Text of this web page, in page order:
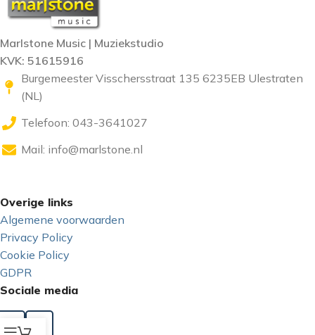
Marlstone Music | Muziekstudio
KVK: 51615916
Burgemeester Visschersstraat 135 6235EB Ulestraten
(NL)
Telefoon: 043-3641027
Mail: info@marlstone.nl
Overige links
Algemene voorwaarden
Privacy Policy
Cookie Policy
GDPR
Sociale media